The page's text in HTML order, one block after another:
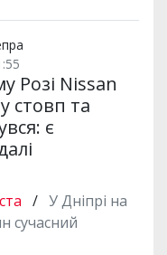
Розі Nissan
стовп та
є
/ У Дніпрі на
сучасний